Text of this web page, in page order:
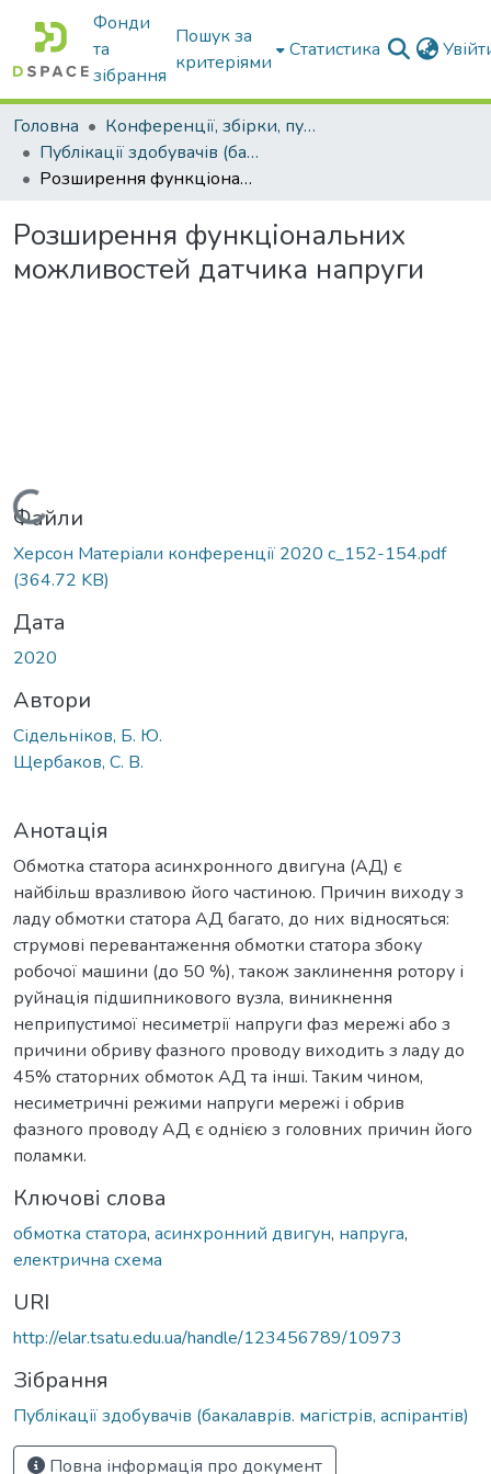
Фонди
та
зібрання
Пошук за
критеріями
Статистика
Головна
Конференції, збірки, публікації молодих вчених і здобувачів : магістрів, бакалаврів, аспірантів.
Публікації здобувачів (бакалаврів. магістрів, аспірантів)
Розширення функціональних можливостей датчика напруги
Розширення функціональних
можливостей датчика напруги
Вантажиться...
Файли
Херсон Матеріали конференції 2020 с_152-154.pdf
(364.72 KB)
Дата
2020
Автори
Сідельніков, Б. Ю.
Щербаков, С. В.
Анотація
Обмотка статора асинхронного двигуна (АД) є
найбільш вразливою його частиною. Причин виходу з
ладу обмотки статора АД багато, до них відносяться:
струмові перевантаження обмотки статора збоку
робочої машини (до 50 %), також заклинення ротору і
руйнація підшипникового вузла, виникнення
неприпустимої несиметрії напруги фаз мережі або з
причини обриву фазного проводу виходить з ладу до
45% статорних обмоток АД та інші. Таким чином,
несиметричні режими напруги мережі і обрив
фазного проводу АД є однією з головних причин його
поламки.
Ключові слова
обмотка статора, асинхронний двигун, напруга,
електрична схема
URI
http://elar.tsatu.edu.ua/handle/123456789/10973
Зібрання
Публікації здобувачів (бакалаврів. магістрів, аспірантів)
Повна інформація про документ